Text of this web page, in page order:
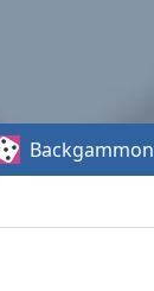
Backgammon